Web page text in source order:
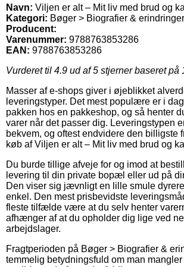
Navn: Viljen er alt – Mit liv med brud og
Kategori: Bøger > Biografier & erindringer
Producent:
Varenummer: 9788763853286
EAN: 9788763853286
Vurderet til 4.9 ud af 5 stjerner baseret på
Masser af e-shops giver i øjeblikket
leveringstyper. Det mest populære er i
pakken hos en pakkeshop, og så henter
varer når det passer dig. Leveringstypen
bekvem, og oftest endvidere den billigste
køb af Viljen er alt – Mit liv med brud og
Du burde tillige afveje for og imod at
levering til din private bopæl eller ud på
Den viser sig jævnligt en lille smule
enkel. Den mest prisbevidste
fleste tilfælde være at du selv henter
afhænger af at du opholder dig lige ved
arbejdslager.
Fragtperioden på Bøger > Biografier &
temmelig betydningsfuld om man